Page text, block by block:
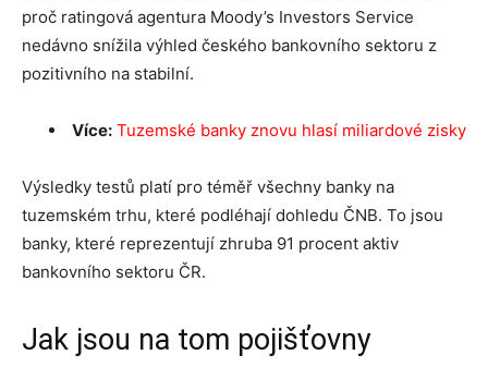
proč ratingová agentura Moody’s Investors Service
nedávno snížila výhled českého bankovního sektoru z
pozitivního na stabilní.
Více: Tuzemské banky znovu hlasí miliardové zisky
Výsledky testů platí pro téměř všechny banky na
tuzemském trhu, které podléhají dohledu ČNB. To jsou
banky, které reprezentují zhruba 91 procent aktiv
bankovního sektoru ČR.
Jak jsou na tom pojišťovny